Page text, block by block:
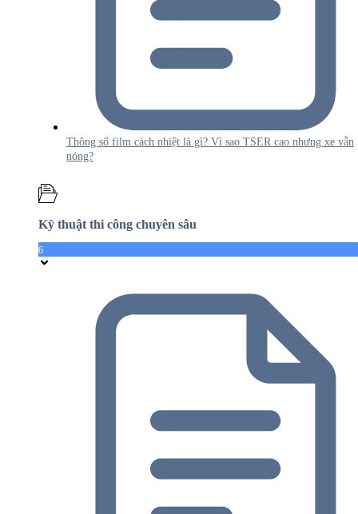
Thông số film cách nhiệt là gì? Vì sao TSER cao nhưng xe vẫn
nóng?
Kỹ thuật thi công chuyên sâu
6